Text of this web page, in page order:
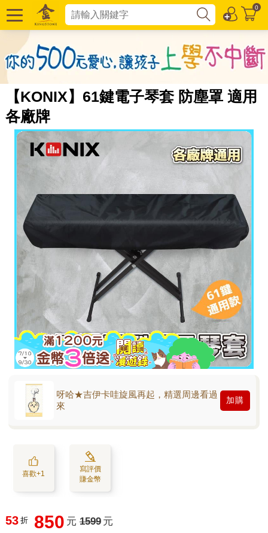
0
【KONIX】61鍵電子琴套 防塵罩 適用
各廠牌
呀哈★吉伊卡哇旋風再起，精選周邊看過
來
加購
喜歡+1
寫評價
賺金幣
53 折 850 元 1599 元